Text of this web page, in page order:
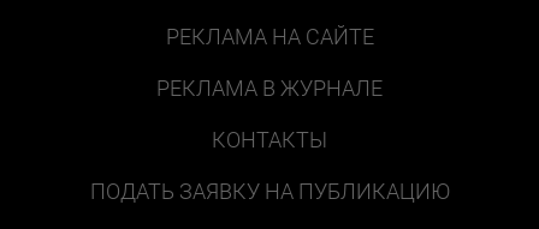
РЕКЛАМА НА САЙТЕ
РЕКЛАМА В ЖУРНАЛЕ
КОНТАКТЫ
ПОДАТЬ ЗАЯВКУ НА ПУБЛИКАЦИЮ